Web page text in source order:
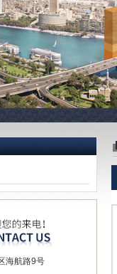
有限公司
海航路9号